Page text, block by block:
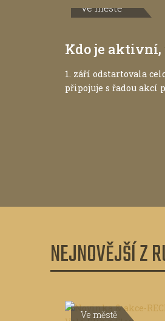
Ve městě
Kdo je aktivní,
1. září odstartovala
připojuje s řadou akcí
NEJNOVĚJŠÍ Z
Ve městě